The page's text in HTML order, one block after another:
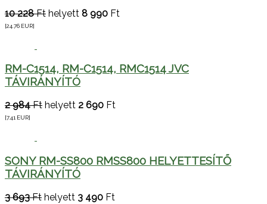
10 228 Ft helyett 8 990 Ft
[24.76 EUR]
RM-C1514, RM-C1514, RMC1514 JVC
TÁVIRÁNYÍTÓ
2 984 Ft helyett 2 690 Ft
[7.41 EUR]
SONY RM-SS800 RMSS800 HELYETTESÍTŐ
TÁVIRÁNYÍTÓ
3 693 Ft helyett 3 490 Ft